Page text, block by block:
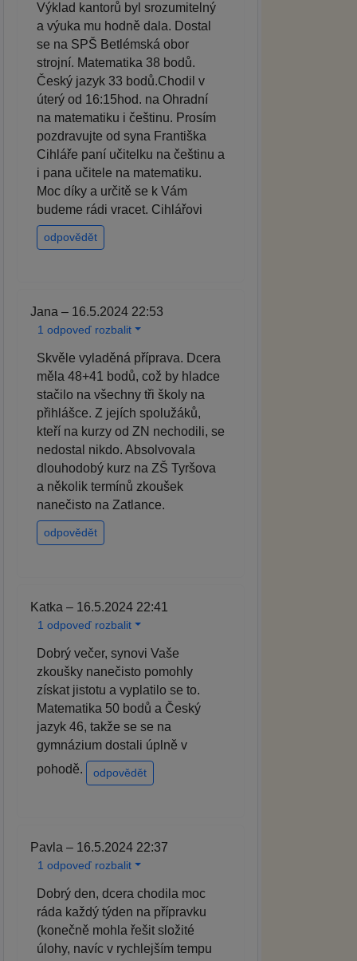
Výklad kantorů byl srozumitelný
a výuka mu hodně dala. Dostal
se na SPŠ Betlémská obor
strojní. Matematika 38 bodů.
Český jazyk 33 bodů.Chodil v
úterý od 16:15hod. na Ohradní
na matematiku i češtinu. Prosím
pozdravujte od syna Františka
Cihláře paní učitelku na češtinu a
i pana učitele na matematiku.
Moc díky a určitě se k Vám
budeme rádi vracet. Cihlářovi
odpovědět
Jana – 16.5.2024 22:53
1 odpoveď rozbalit
Skvěle vyladěná příprava. Dcera
měla 48+41 bodů, což by hladce
stačilo na všechny tři školy na
přihlášce. Z jejích spolužáků,
kteří na kurzy od ZN nechodili, se
nedostal nikdo. Absolvovala
dlouhodobý kurz na ZŠ Tyršova
a několik termínů zkoušek
nanečisto na Zatlance.
odpovědět
Katka – 16.5.2024 22:41
1 odpoveď rozbalit
Dobrý večer, synovi Vaše
zkoušky nanečisto pomohly
získat jistotu a vyplatilo se to.
Matematika 50 bodů a Český
jazyk 46, takže se se na
gymnázium dostali úplně v
pohodě.
odpovědět
Pavla – 16.5.2024 22:37
1 odpoveď rozbalit
Dobrý den, dcera chodila moc
ráda každý týden na přípravku
(konečně mohla řešit složité
úlohy, navíc v rychlejším tempu